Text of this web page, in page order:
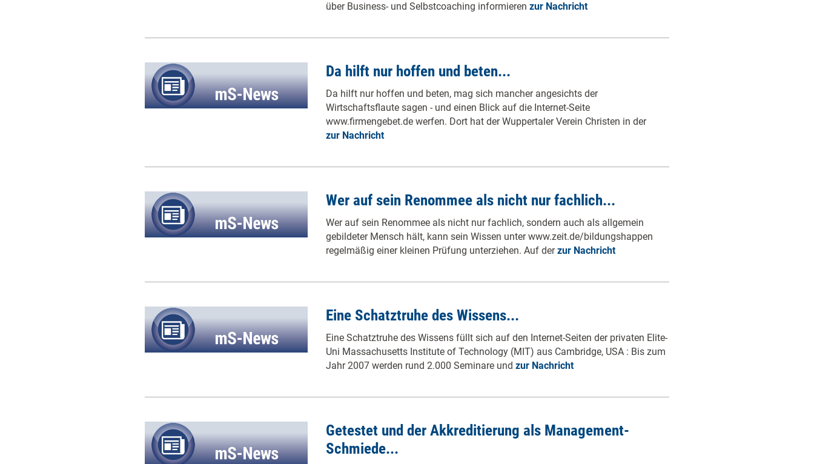
über Business- und Selbstcoaching informieren zur Nachricht
Da hilft nur hoffen und beten...
Da hilft nur hoffen und beten, mag sich mancher angesichts der
Wirtschaftsflaute sagen - und einen Blick auf die Internet-Seite
www.firmengebet.de werfen. Dort hat der Wuppertaler Verein Christen in der
zur Nachricht
Wer auf sein Renommee als nicht nur fachlich...
Wer auf sein Renommee als nicht nur fachlich, sondern auch als allgemein
gebildeter Mensch hält, kann sein Wissen unter www.zeit.de/bildungshappen
regelmäßig einer kleinen Prüfung unterziehen. Auf derzur Nachricht
Eine Schatztruhe des Wissens...
Eine Schatztruhe des Wissens füllt sich auf den Internet-Seiten der privaten Elite-
Uni Massachusetts Institute of Technology (MIT) aus Cambridge, USA : Bis zum
Jahr 2007 werden rund 2.000 Seminare und zur Nachricht
Getestet und der Akkreditierung als Management-
Schmiede...